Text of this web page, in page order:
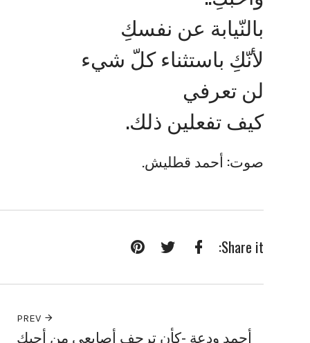
بالنّيابة عن نفسكِ
لأنّكِ باستثناء كلّ شيء
لن تعرفي
كيف تفعلين ذلك.
صوت: أحمد قطليش.
Share it:
PREV
أحمد ودعة -كأن ترجف أصابعي من أحبك